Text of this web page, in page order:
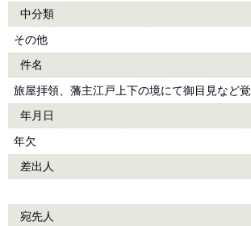
中分類
その他
件名
旅屋拝領、藩主江戸上下の境にて御目見など覚
年月日
年欠
差出人
宛先人